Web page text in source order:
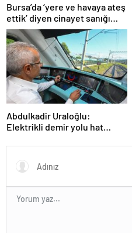
Bursa’da ‘yere ve havaya ateş
ettik’ diyen cinayet sanığı
kardeşlere indirimsiz
müebbet hapis
Abdulkadir Uraloğlu:
Elektrikli demir yolu hat
kilometreye yükselttik